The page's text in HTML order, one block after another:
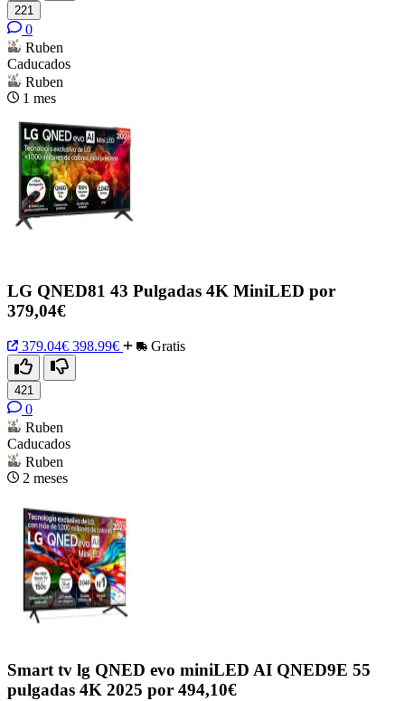
221
0
Ruben
Caducados
Ruben
1 mes
LG QNED81 43 Pulgadas 4K MiniLED por
379,04€
379.04€ 398.99€ Gratis
421
0
Ruben
Caducados
Ruben
2 meses
Smart tv lg QNED evo miniLED AI QNED9E 55
pulgadas 4K 2025 por 494,10€